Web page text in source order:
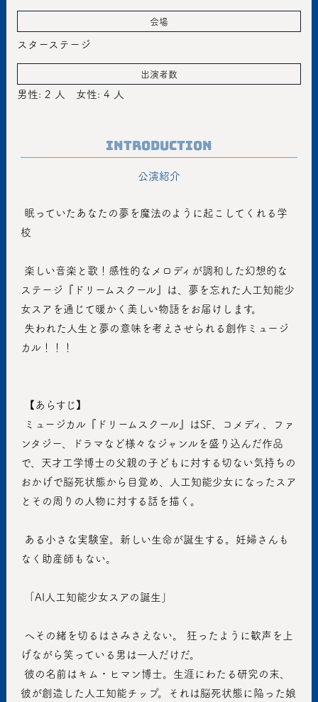
会場
スターステージ
出演者数
男性: 2 人 女性: 4 人
Introduction
公演紹介
校
ステージ『ドリームスクール』は、夢を忘れた人工知能少
女スアを通じて暖かく美しい物語をお届けします。
カル！！！
【あらすじ】
ンタジー、ドラマなど様々なジャンルを盛り込んだ作品
で、天才工学博士の父親の子どもに対する切ない気持ちの
おかげで脳死状態から目覚め、人工知能少女になったスア
とその周りの人物に対する話を描く。
なく助産師もない。
「AI人工知能少女スアの誕生」
げながら笑っている男は一人だけだ。
彼が創造した人工知能チップ。それは脳死状態に陥った娘